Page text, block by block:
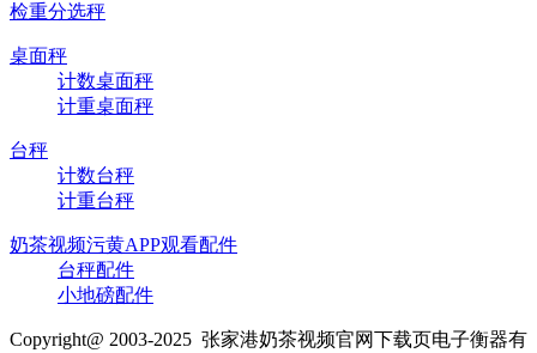
检重分选秤
桌面秤
计数桌面秤
计重桌面秤
台秤
计数台秤
计重台秤
奶茶视频污黄APP观看配件
台秤配件
小地磅配件
Copyright@ 2003-2025 张家港奶茶视频官网下载页电子衡器有